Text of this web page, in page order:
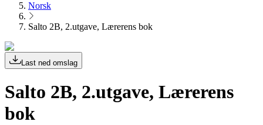
Norsk
Salto 2B, 2.utgave, Lærerens bok
Last ned omslag
Salto 2B, 2.utgave, Lærerens
bok